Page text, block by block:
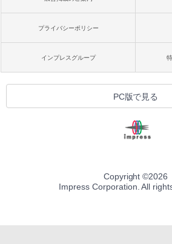
プライバシーポリシー
インプレスグループ
PC版で見る
Copyright ©2026
Impress Corporation. All